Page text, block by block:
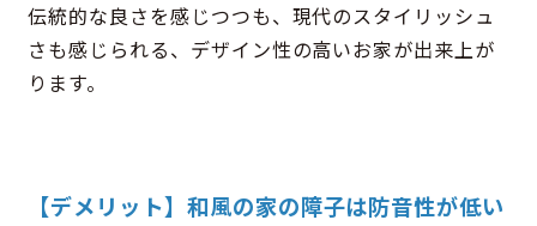
伝統的な良さを感じつつも、現代のスタイリッシュ
さも感じられる、デザイン性の高いお家が出来上が
ります。
【デメリット】和風の家の障子は防音性が低い